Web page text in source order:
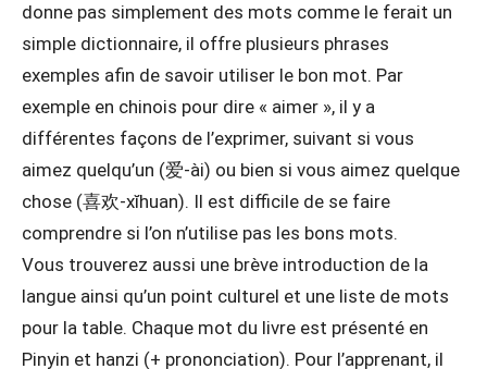
donne pas simplement des mots comme le ferait un
simple dictionnaire, il offre plusieurs phrases
exemples afin de savoir utiliser le bon mot. Par
exemple en chinois pour dire « aimer », il y a
différentes façons de l’exprimer, suivant si vous
aimez quelqu’un (爱-ài) ou bien si vous aimez quelque
chose (喜欢-xĭhuan). Il est difficile de se faire
comprendre si l’on n’utilise pas les bons mots.
Vous trouverez aussi une brève introduction de la
langue ainsi qu’un point culturel et une liste de mots
pour la table. Chaque mot du livre est présenté en
Pinyin et hanzi (+ prononciation). Pour l’apprenant, il